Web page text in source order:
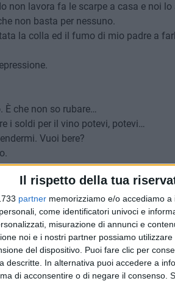
Il rispetto della tua
partner memorizziamo e/o accediamo
come identificatori univoci e
misurazione di annunci e
noi e i nostri partner possiamo
del dispositivo. Puoi fare clic per
descritte. In alternativa puoi accedere a
di acconsentire o di negare il consenso.
non lavora fa le scarpe a casa e noi
non basta per nessuno.
la colla ed il fumo di mio padre a
È che non so rubare…
i soldi per il vino potevi, potevi…
Vuoi bere?
miss Italia in piazza.
rifatte.
quasi vado a protestare, vado a
i politici.
meglio, è più buono…
combino.